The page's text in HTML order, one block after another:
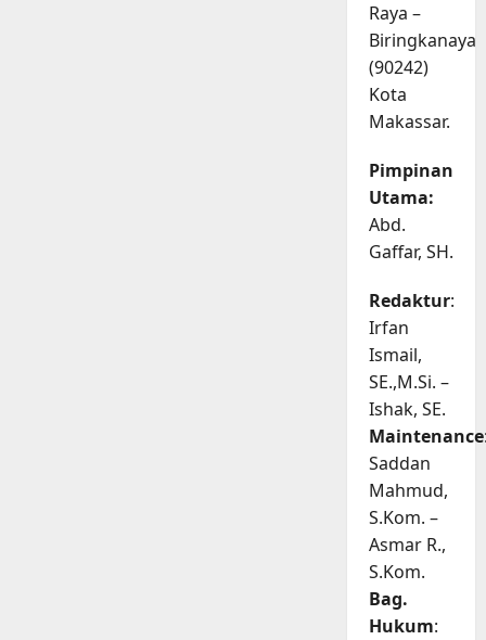
Raya –
Biringkanaya
(90242)
Kota
Makassar.
Pimpinan
Utama:
Abd.
Gaffar, SH.
Redaktur:
Irfan
Ismail,
SE.,M.Si. –
Ishak, SE.
Maintenance
Saddan
Mahmud,
S.Kom. –
Asmar R.,
S.Kom.
Bag.
Hukum: